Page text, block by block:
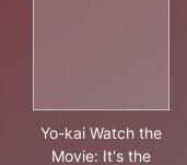
Yo-kai Watch the
Movie: It's the